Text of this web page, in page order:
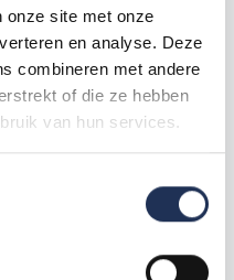
onze site met onze
en analyse. Deze
combineren met andere
of die ze hebben
van hun services.
(BSN)?
осіб